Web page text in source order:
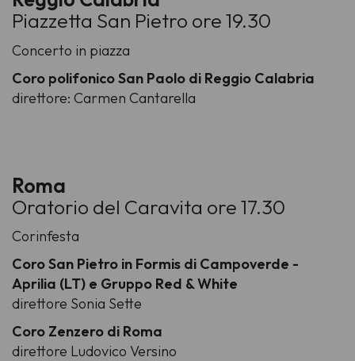
Piazzetta San Pietro ore 19.30
Concerto in piazza
Coro polifonico San Paolo di Reggio Calabria
direttore: Carmen Cantarella
Roma
Oratorio del Caravita ore 17.30
Corinfesta
Coro San Pietro in Formis di Campoverde -
Aprilia (LT) e Gruppo Red & White
direttore Sonia Sette
Coro Zenzero di Roma
direttore Ludovico Versino